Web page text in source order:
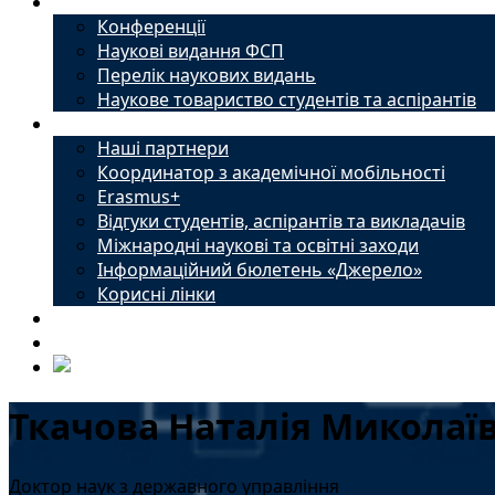
Конференції
Наукові видання ФСП
Перелік наукових видань
Наукове товариство студентів та аспірантів
Наші партнери
Координатор з академічної мобільності
Erasmus+
Відгуки студентів, аспірантів та викладачів
Міжнародні наукові та освітні заходи
Інформаційний бюлетень «Джерело»
Корисні лінки
Ткачова Наталія
Доктор наук з державного управління